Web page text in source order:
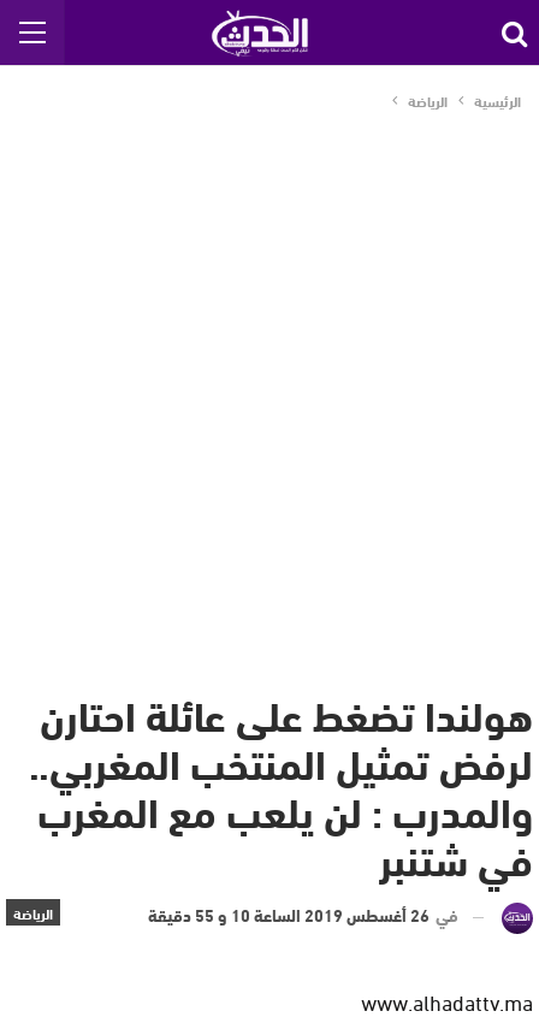
الرئيسية الرياضة
هولندا تضغط على عائلة احتارن
لرفض تمثيل المنتخب المغربي..
والمدرب : لن يلعب مع المغرب
في شتنبر
الرياضة في 26 أغسطس 2019 الساعة 10 و 55 دقيقة
www.alhadattv.ma